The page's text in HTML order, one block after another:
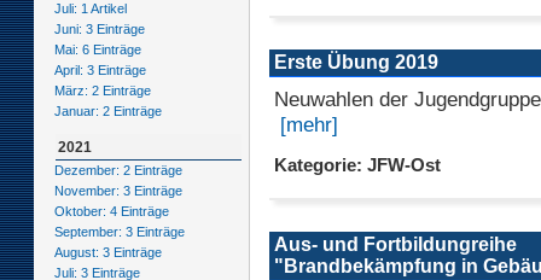
Juli: 1 Artikel
Juni: 3 Einträge
Mai: 6 Einträge
April: 3 Einträge
März: 2 Einträge
Januar: 2 Einträge
2021
Dezember: 2 Einträge
November: 3 Einträge
Oktober: 4 Einträge
September: 3 Einträge
August: 3 Einträge
Juli: 3 Einträge
Erste Übung 2019
Neuwahlen der
[mehr]
Kategorie: JFW-Ost
Aus- und Fortbildungreihe
"Brandbekämpfung in